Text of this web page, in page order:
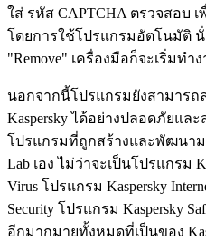
ใส่ รหัส CAPTCHA ตรวจสอบ
โดยการใช้โปรแกรมอัตโนมัติ
"Remove" เครื่องมือก็จะเริ่มทำ
นอกจากนี้โปรแกรมยังสามารถ
Kaspersky ได้อย่างปลอดภัยแล
โปรแกรมที่ถูกสร้างและพัฒนาม
Lab เอง ไม่ว่าจะเป็นโปรแกรม
Virus โปรแกรม Kaspersky
Security โปรแกรม Kaspersky
อีกมากมายทั้งหมดที่เป็นของ